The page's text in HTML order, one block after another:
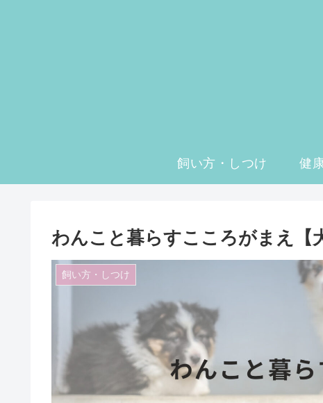
飼い方・しつけ 健
わんこと暮らすこころがまえ【
飼い方・しつけ